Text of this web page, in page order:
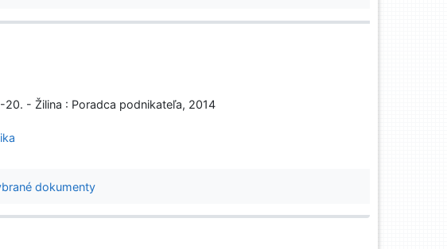
- Žilina : Poradca podnikateľa, 2014
dokumenty